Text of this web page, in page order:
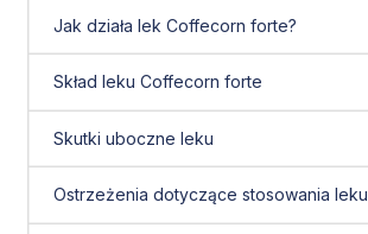
Jak działa lek Coffecorn forte?
Skład leku Coffecorn forte
Skutki uboczne leku
Ostrzeżenia dotyczące stosowania leku